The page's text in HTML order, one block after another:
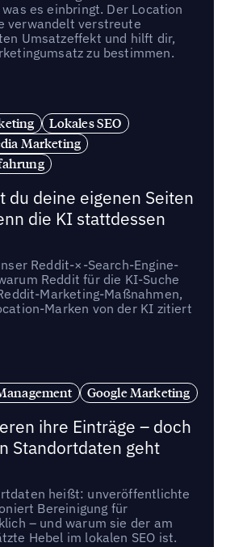
es einbringt. Der Location
verwandelt verstreute
Umsatzeffekt und hilft dir,
zu bestimmen.
Lokales SEO
Marketing
du deine eigenen Seiten
die KI stattdessen
Reddit-×-Search-Engine-
Reddit für die KI-Suche
Marketing-Maßnahmen,
Marken von der KI zitiert
Google Marketing
ihre Einträge – doch
Standortdaten geht
heißt: unveröffentlichte
Bereinigung für
– und warum sie der am
Hebel im lokalen SEO ist.